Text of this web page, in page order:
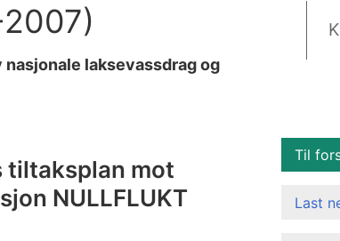
laksevassdrag og
tiltaksplan mot
NULLFLUKT
Til
Last